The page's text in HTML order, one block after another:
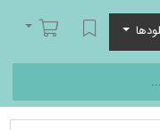
لیست مورد علاقه
سبد خرید